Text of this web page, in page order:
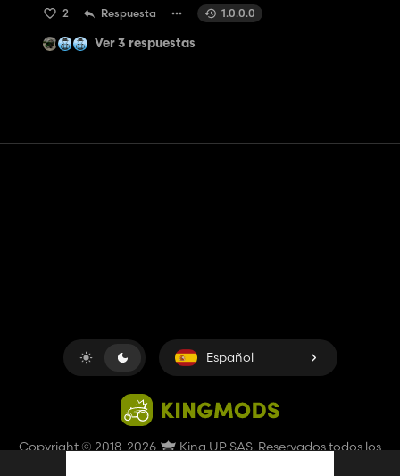
2 Respuesta 1.0.0.0
Ver 3 respuestas
Copyright © 2018-2026 King UP SAS. Reservados todos los
Español